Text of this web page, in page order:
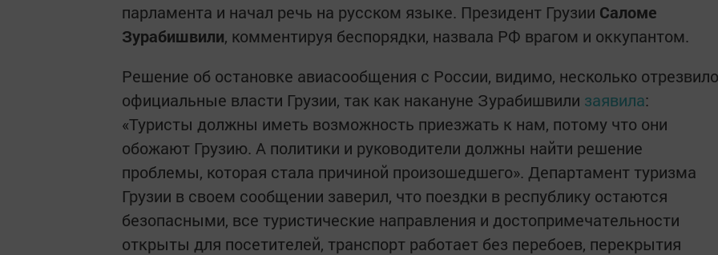
парламента и начал речь на русском языке. Президент Грузии Саломе
Зурабишвили, комментируя беспорядки, назвала РФ врагом и оккупантом.
Решение об остановке авиасообщения с России, видимо, несколько отрезвило
официальные власти Грузии, так как накануне Зурабишвили заявила:
«Туристы должны иметь возможность приезжать к нам, потому что они
обожают Грузию. А политики и руководители должны найти решение
проблемы, которая стала причиной произошедшего». Департамент туризма
Грузии в своем сообщении заверил, что поездки в республику остаются
безопасными, все туристические направления и достопримечательности
открыты для посетителей, транспорт работает без перебоев, перекрытия